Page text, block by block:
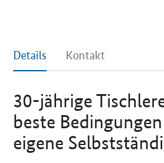
Details Kontakt
30-jährige
beste
eigene